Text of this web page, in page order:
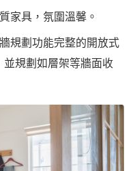
家具，氛圍溫馨。
規劃功能完整的開放式
規劃如層架等牆面收